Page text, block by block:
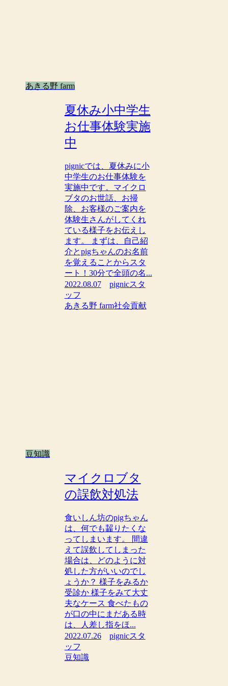
あきる野 farm
夏休み小中学生
お仕事体験実施
中
pignicでは、夏休みに小
中学生のお仕事体験を
実施中です。マイクロ
ブタのお世話、お掃
除、お客様のご案内を
体験生さんがしてくれ
ている様子をお伝えし
ます。 まずは、自己紹
介とpigちゃんのお名前
を覚えることからスタ
ート！30分で全頭の名...
2022.08.07
pignicスタ
ッフ
あきる野 farm社会貢献
豆知識
マイクロブタ
の誤飲対処法
食いしん坊のpigちゃん
は、何でも齧りたくな
ってしまいます。 間違
えて誤飲してしまった
場合は、どのように対
処した方がいいのでし
ょうか？ 様子をみるか
受診か 様子をみて大丈
夫なケース 食べたもの
が口の中にまだある時
は、人差し指をほ...
2022.07.26
pignicスタ
ッフ
豆知識